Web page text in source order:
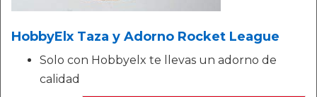
HobbyElx Taza y Adorno Rocket League
Solo con Hobbyelx te llevas un adorno de
calidad